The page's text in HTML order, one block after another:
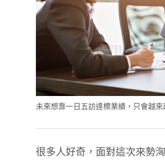
未來想靠一日五訪達標業績，只會越
很多人好奇，面對這次來勢